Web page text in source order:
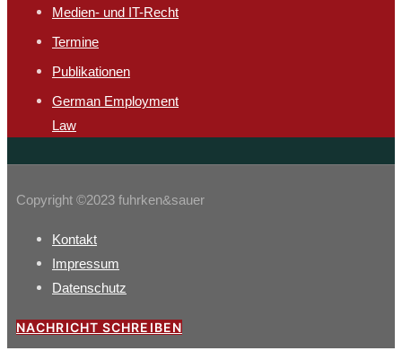
Medien- und IT-Recht
Termine
Publikationen
German Employment
Law
Copyright ©2023 fuhrken&sauer
Kontakt
Impressum
Datenschutz
NACHRICHT SCHREIBEN